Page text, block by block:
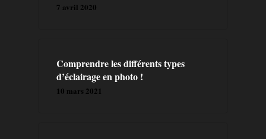
7 avril 2020
Comprendre les différents types
d’éclairage en photo !
10 mars 2021
A PROPOS